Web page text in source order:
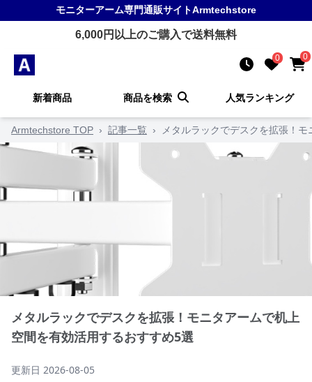
モニターアーム専門通販サイトArmtechstore
6,000円以上のご購入で送料無料
0 0
新着商品 商品を検索 人気ランキング
Armtechstore TOP › 記事一覧 › メタルラックでデスクを拡張！
メタルラックでデスクを拡張！モニタアームで机上
空間を有効活用するおすすめ5選
更新日 2026-08-05